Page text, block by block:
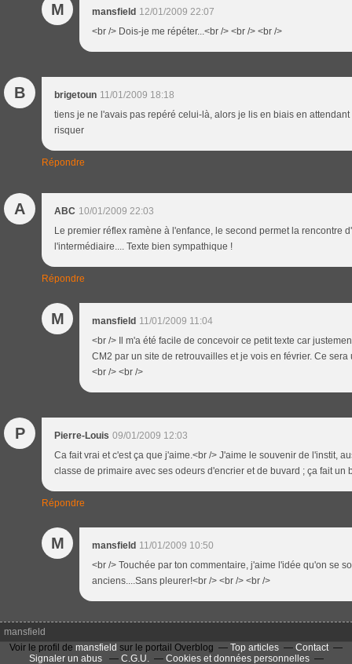
M mansfield 12/01/2009 22:07
<br /> Dois-je me répéter...<br /> <br /> <br />
B brigetoun 11/01/2009 18:18
tiens je ne l'avais pas repéré celui-là, alors je lis en biais en
risquer
Répondre
A ABC 10/01/2009 22:03
Le premier réflex ramène à l'enfance, le second permet la rencontre
l'intermédiaire.... Texte bien sympathique !
Répondre
M mansfield 11/01/2009 11:04
<br /> Il m'a été facile de concevoir ce petit texte car
CM2 par un site de retrouvailles et je vois en février. Ce sera
<br /> <br />
P Pierre-Louis 09/01/2009 12:03
Ca fait vrai et c'est ça que j'aime.<br /> J'aime le souvenir de l'instit,
classe de primaire avec ses odeurs d'encrier et de buvard ; ça fait un
Répondre
M mansfield 11/01/2009 10:50
<br /> Touchée par ton commentaire, j'aime l'idée qu'on se
anciens....Sans pleurer!<br /> <br /> <br />
mansfield
Voir le profil de mansfield sur le portail Overblog Top articles
Contact
Signaler un abus
C.G.U. Cookies et données personnelles